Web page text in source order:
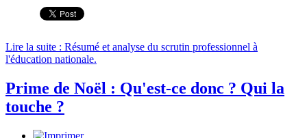
Lire la suite : Résumé et analyse du scrutin professionnel à
l'éducation nationale.
Prime de Noël : Qu'est-ce donc ? Qui la
touche ?